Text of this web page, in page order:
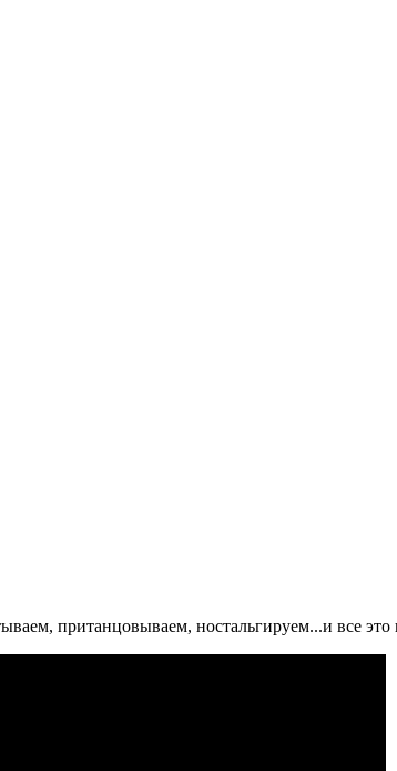
пританцовываем, ностальгируем...и все